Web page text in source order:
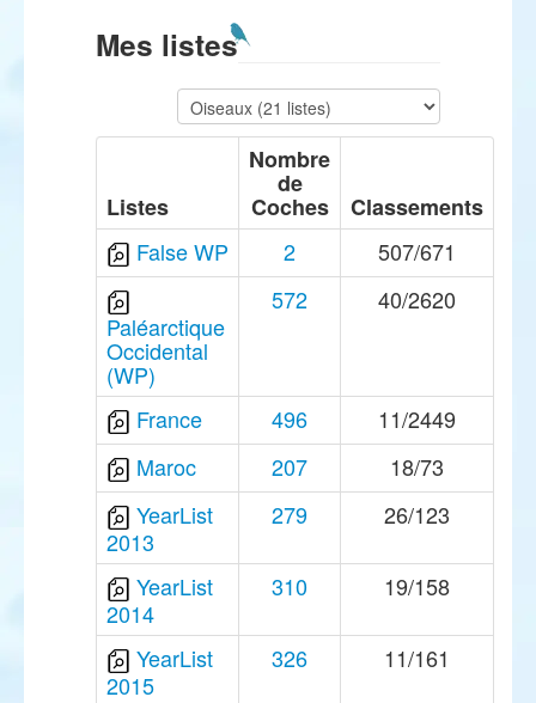
Mes listes
Listes
Nombre
de
Coches
Classements
False WP
2 507/671
Paléarctique
Occidental
(WP)
572 40/2620
France 496
11/2449
Maroc
207
18/73
YearList
2013
279 26/123
YearList
2014
310 19/158
YearList
2015
326 11/161